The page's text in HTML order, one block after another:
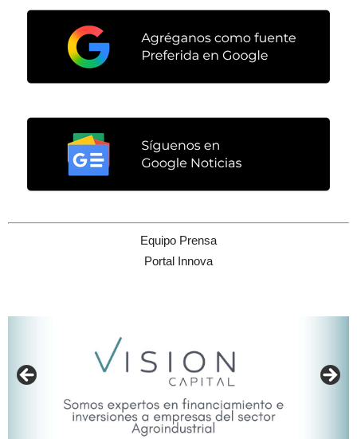
Equipo Prensa
Portal Innova